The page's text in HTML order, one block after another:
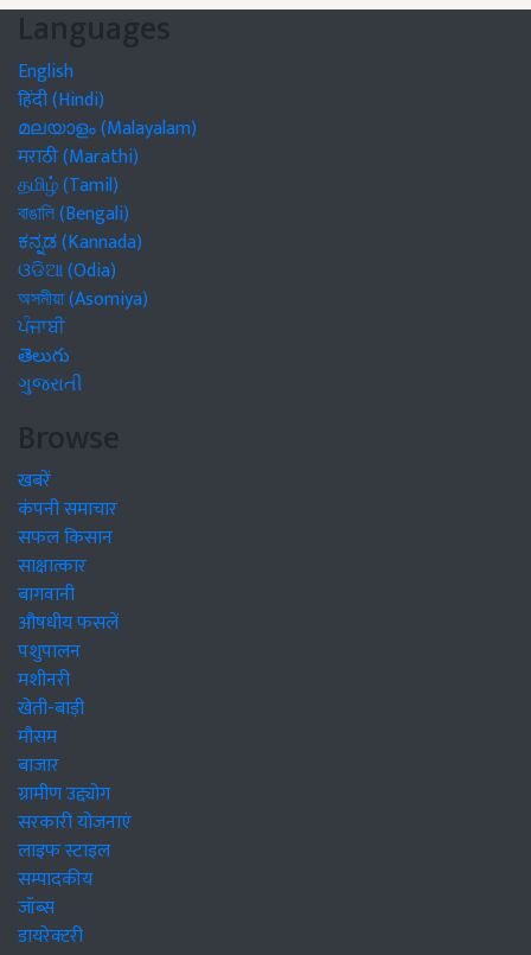
Languages
English
हिंदी (Hindi)
മലയാളം (Malayalam)
मराठी (Marathi)
தமிழ் (Tamil)
বাঙালি (Bengali)
ಕನ್ನಡ (Kannada)
ଓଡିଆ (Odia)
অসমীয়া (Asomiya)
ਪੰਜਾਬੀ
తెలుగు
ગુજરાતી
Browse
खबरें
कंपनी समाचार
सफल किसान
साक्षात्कार
बागवानी
औषधीय फसलें
पशुपालन
मशीनरी
खेती-बाड़ी
मौसम
बाजार
ग्रामीण उद्द्योग
सरकारी योजनाएं
लाइफ स्टाइल
सम्पादकीय
जॉब्स
डायरेक्टरी